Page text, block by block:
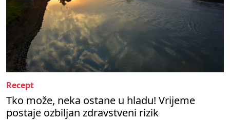
Recept
Tko može, neka ostane u hladu! Vrijeme
postaje ozbiljan zdravstveni rizik